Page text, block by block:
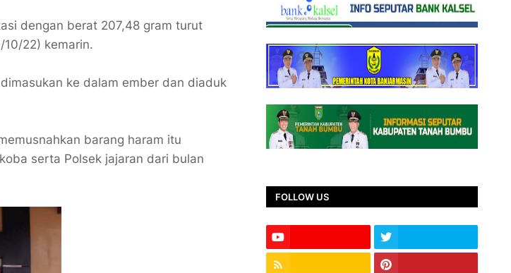
dengan berat 207,48 gram turut
10/22) kemarin.
ke dalam ember dan diaduk
barang haram itu
serta Polsek jajaran dari bulan
FOLLOW US